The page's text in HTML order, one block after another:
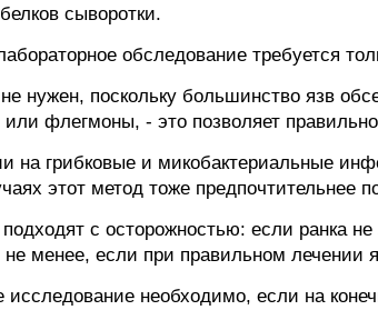
сыворотки.
обследование требуется
нужен, поскольку большинство язв
или флегмоны, - это позволяет
на грибковые и микобактериальные
этот метод тоже предпочтительнее
с осторожностью: если ранка
не менее, если при правильном лечении
исследование необходимо, если на